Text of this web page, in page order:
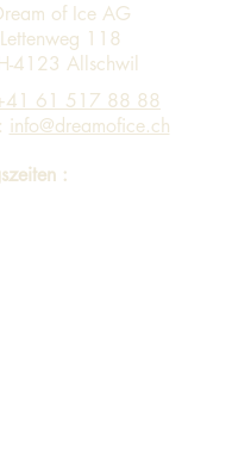
of Ice AG
Lettenweg 118
4123 Allschwil
61 517 88 88
info@dreamofice.ch
: